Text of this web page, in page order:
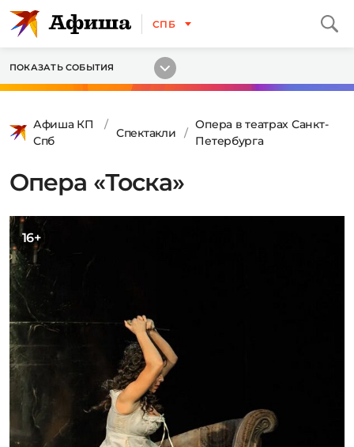
СПБ
ПОКАЗАТЬ СОБЫТИЯ
Афиша КП
Спб
Спектакли
Опера в театрах Санкт-
Петербурга
Опера «Тоска»
16+